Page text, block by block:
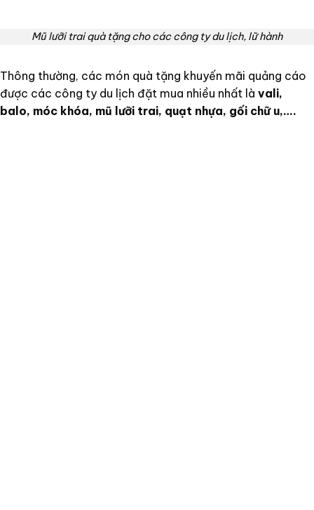
Mũ lưỡi trai quà tặng cho các công ty du lịch, lữ hành
Thông thường, các món quà tặng khuyến mãi quảng cáo
được các công ty du lịch đặt mua nhiều nhất là vali,
balo, móc khóa, mũ lưỡi trai, quạt nhựa, gối chữ u,….